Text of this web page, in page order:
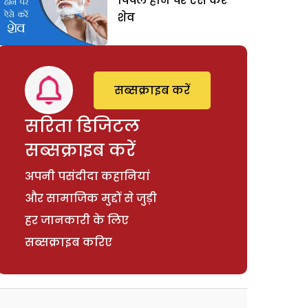
शेव
सरिता डिजिटल
सब्सक्राइब करें
अपनी पसंदीदा कहानियां
और सामाजिक मुद्दों से जुड़ी
हर जानकारी के लिए
सब्सक्राइब करिए
सब्सक्राइब करें